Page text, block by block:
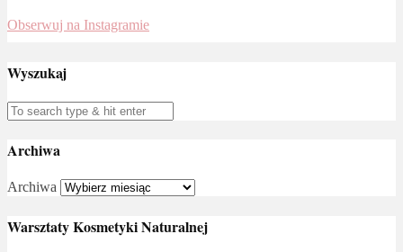
Obserwuj na Instagramie
Wyszukaj
Archiwa
Archiwa
Warsztaty Kosmetyki Naturalnej